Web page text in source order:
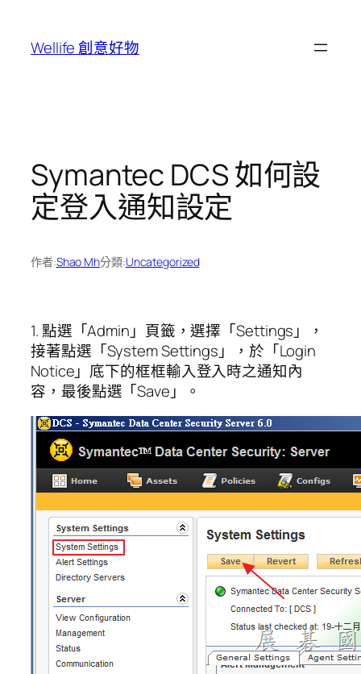
Wellife 創意好物
Symantec DCS 如何設
定登入通知設定
作者:Shao Mh分類:Uncategorized
1. 點選「Admin」頁籤，選擇「Settings」，
接著點選「System Settings」，於「Login
Notice」底下的框框輸入登入時之通知內
容，最後點選「Save」。